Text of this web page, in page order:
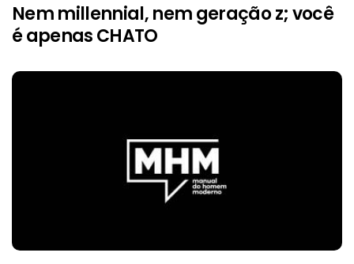
Nem millennial, nem geração z; você
é apenas CHATO